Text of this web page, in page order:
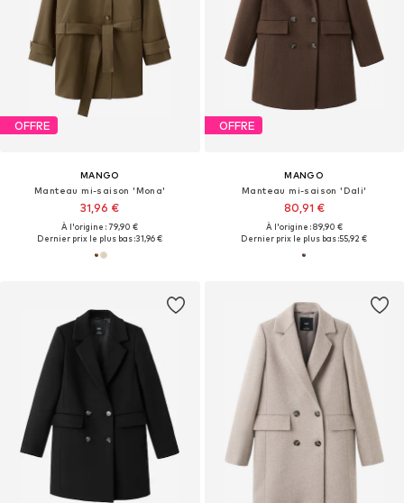
OFFRE
MANGO
Manteau mi-saison 'Mona'
31,96 €
À l'origine : 79,90 €
Dernier prix le plus bas :31,96 €
OFFRE
MANGO
Manteau mi-saison 'Dali'
80,91 €
À l'origine : 89,90 €
Dernier prix le plus bas :55,92 €